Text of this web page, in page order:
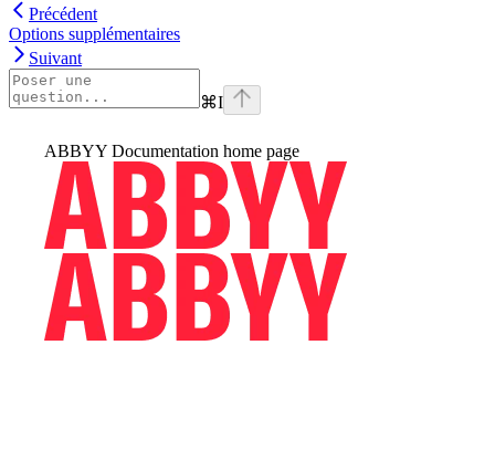
Précédent
Options supplémentaires
Suivant
⌘I
ABBYY Documentation home page